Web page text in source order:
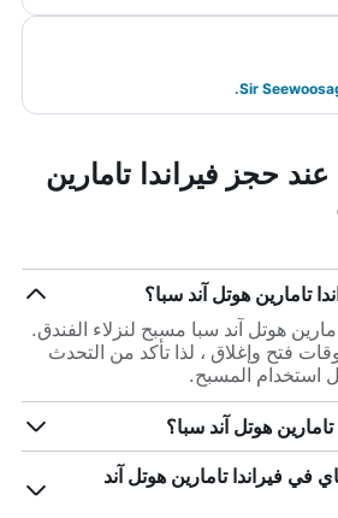
عند حجز فيراندا تامارين
تامارين هوتل آند سبا؟
هوتل آند سبا مسبح لنزلاء الفندق.
فتح وإغلاق ، لذا تأكد من التحدث
استخدام المسبح.
هوتل آند سبا؟
في فيراندا تامارين هوتل آند